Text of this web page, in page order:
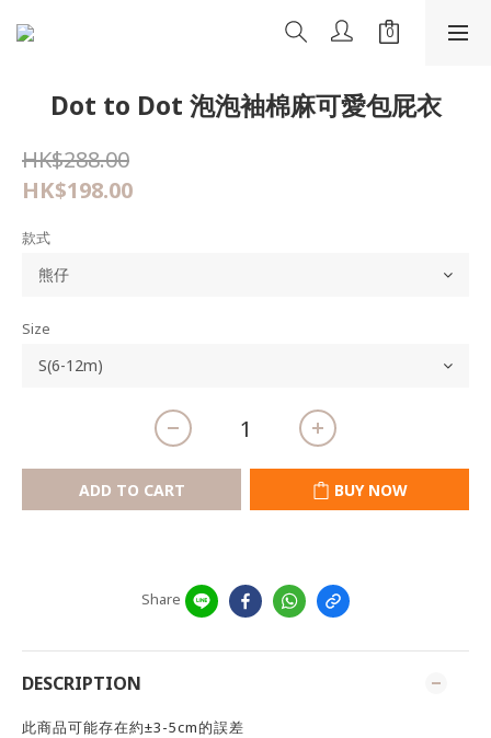
Dot to Dot 泡泡袖棉麻可愛包屁衣
HK$288.00
HK$198.00
款式
Size
ADD TO CART BUY NOW
Share
DESCRIPTION
此商品可能存在約±3-5cm的誤差